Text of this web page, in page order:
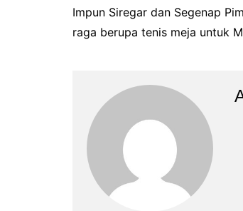
Impun Siregar dan Segenap
raga berupa tenis meja untuk